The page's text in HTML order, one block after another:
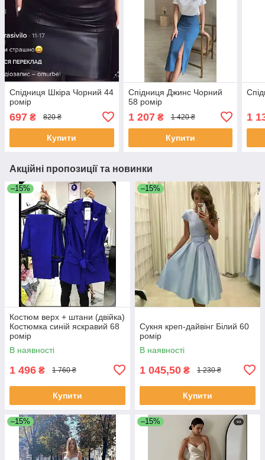
Спідниця Шкіра Чорний 44
ромір
697 ₴ 820 ₴
Купити
Спідниця Джинс Чорний
58 ромір
1 207₴ 1 420 ₴
Купити
1
Акційні пропозиції та новинки
–15%
Костюм верх + штани (двійка)
Костюмка синій яскравий 68
ромір
В наявності
1 496 ₴ 1 760 ₴
Купити
–15%
Сукня креп-дайвінг Білий 60
ромір
В наявності
1 045,50 ₴ 1 230 ₴
Купити
–15% –15%